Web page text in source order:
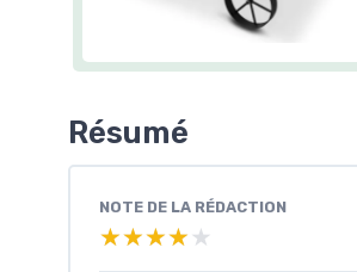
Résumé
NOTE DE LA RÉDACTION
★★★★★
★★★★★